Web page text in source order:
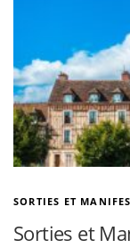
SORTIES ET
Sorties et